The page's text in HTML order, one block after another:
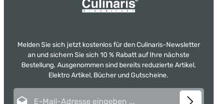
Melden Sie sich jetzt kostenlos für den Culinaris-Newsletter
an und sichern Sie sich 10 % Rabatt auf Ihre nächste
Bestellung. Ausgenommen sind bereits reduzierte Artikel,
Elektro Artikel, Bücher und Gutscheine.